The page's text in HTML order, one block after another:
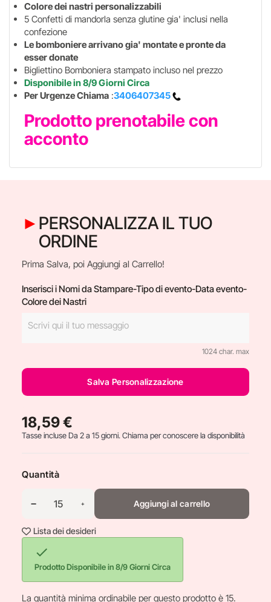
Colore dei nastri personalizzabili
5 Confetti di mandorla senza glutine gia' inclusi nella
confezione
Le bomboniere arrivano gia' montate e pronte da
esser donate
Bigliettino Bomboniera stampato incluso nel prezzo
Disponibile in 8/9 Giorni Circa
Per Urgenze Chiama :3406407345
Prodotto prenotabile con
acconto
PERSONALIZZA IL TUO
ORDINE
Prima Salva, poi Aggiungi al Carrello!
Inserisci i Nomi da Stampare-Tipo di evento-Data evento-
Colore dei Nastri
1024 char. max
Salva Personalizzazione
18,59 €
Tasse incluseDa 2 a 15 giorni. Chiama per conoscere la disponibilità
Quantità
Aggiungi al carrello
Lista dei desideri

Prodotto Disponibile in 8/9 Giorni Circa
La quantità minima ordinabile per questo prodotto è 15.